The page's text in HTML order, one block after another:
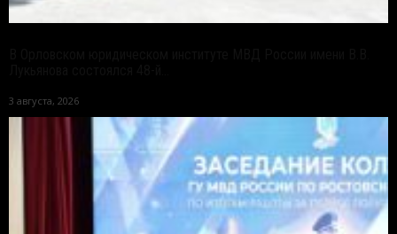
3 августа, 2026